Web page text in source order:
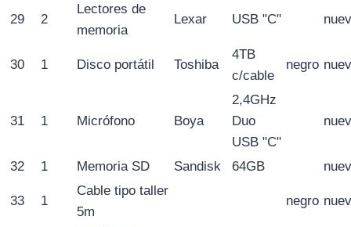
29 2
Lectores de
memoria
Lexar USB "C"
30 1 Disco portátil Toshiba
4TB
c/cable
negro
31 1 Micrófono Boya
2,4GHz
Duo
USB "C"
32 1 Memoria SD Sandisk 64GB
33 1
Cable tipo taller
5m
negro